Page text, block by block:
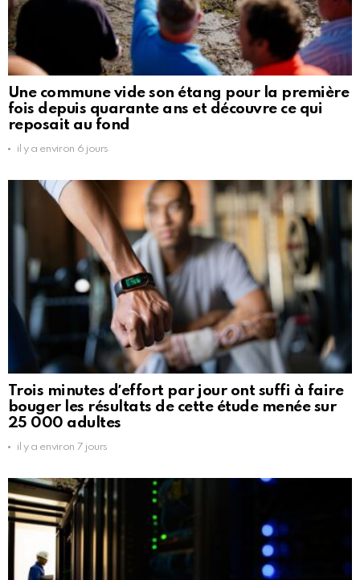
Une commune vide son étang pour la première
fois depuis quarante ans et découvre ce qui
reposait au fond
il y a environ 6 jours
Trois minutes dʼeffort par jour ont suffi à faire
bouger les résultats de cette étude menée sur
25 000 adultes
il y a environ 7 jours